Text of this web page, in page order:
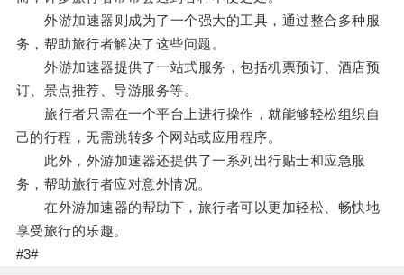
外游加速器则成为了一个强大的工具，通过整合多种服
务，帮助旅行者解决了这些问题。
外游加速器提供了一站式服务，包括机票预订、酒店预
订、景点推荐、导游服务等。
旅行者只需在一个平台上进行操作，就能够轻松组织自
己的行程，无需跳转多个网站或应用程序。
此外，外游加速器还提供了一系列出行贴士和应急服
务，帮助旅行者应对意外情况。
在外游加速器的帮助下，旅行者可以更加轻松、畅快地
享受旅行的乐趣。
#3#